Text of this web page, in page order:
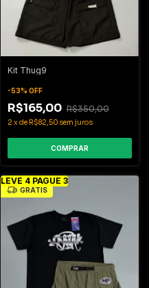
Kit Thug9
-53% OFF
R$165,00 R$350,00
2 xde R$82,50 sem juros
COMPRAR
LEVE 4 PAGUE 3
GRÁTIS